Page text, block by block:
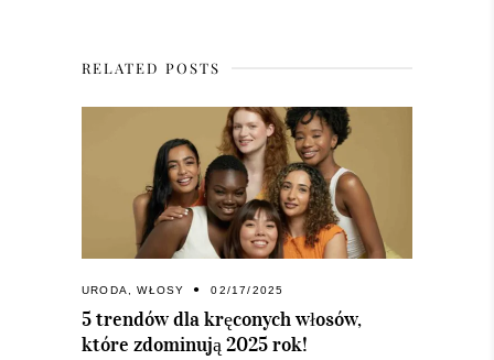
RELATED POSTS
URODA ,WŁOSY 02/17/2025
5 trendów dla kręconych włosów,
które zdominują 2025 rok!